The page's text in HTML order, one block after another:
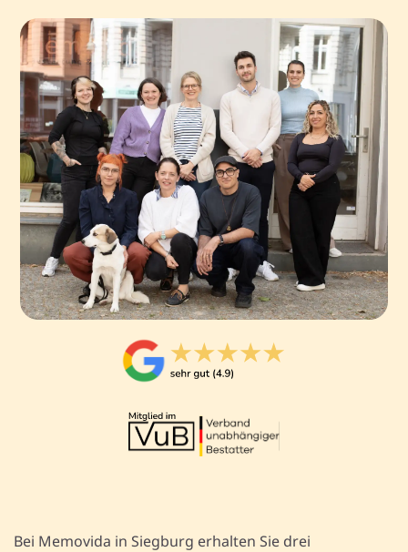
Bei Memovida in Siegburg erhalten Sie drei